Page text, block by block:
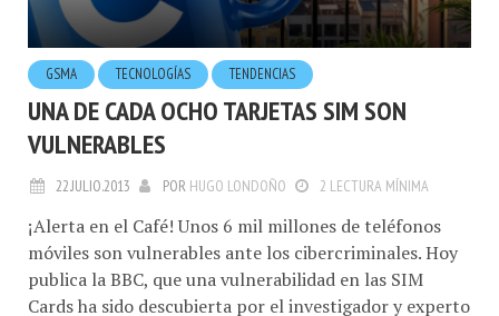
GSMA TECNOLOGÍ­AS TENDENCIAS
UNA DE CADA OCHO TARJETAS SIM SON
VULNERABLES
22.JULIO.2013 POR HUGO LONDOÑO 2 LECTURA MÍNIMA
¡Alerta en el Café! Unos 6 mil millones de teléfonos
móviles son vulnerables ante los cibercriminales. Hoy
publica la BBC, que una vulnerabilidad en las SIM
Cards ha sido descubierta por el investigador y experto